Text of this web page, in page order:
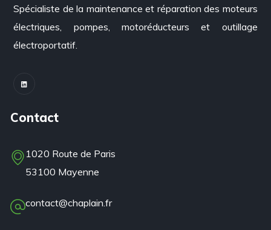
Spécialiste de la maintenance et réparation des moteurs
électriques, pompes, motoréducteurs et outillage
électroportatif.
Contact
1020 Route de Paris
53100 Mayenne
contact@chaplain.fr